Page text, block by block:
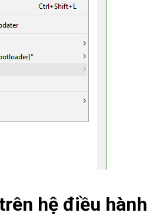
hệ điều hành